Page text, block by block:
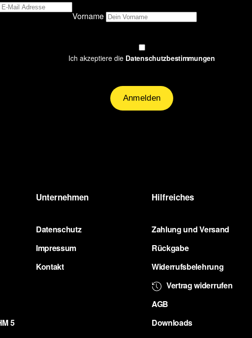
Vorname
Ich akzeptiere die Datenschutzbestimmungen
5
Unternehmen
Datenschutz
Impressum
Kontakt
Hilfreiches
Zahlung und Versand
Rückgabe
Widerrufsbelehrung
Vertrag widerrufen
AGB
Downloads